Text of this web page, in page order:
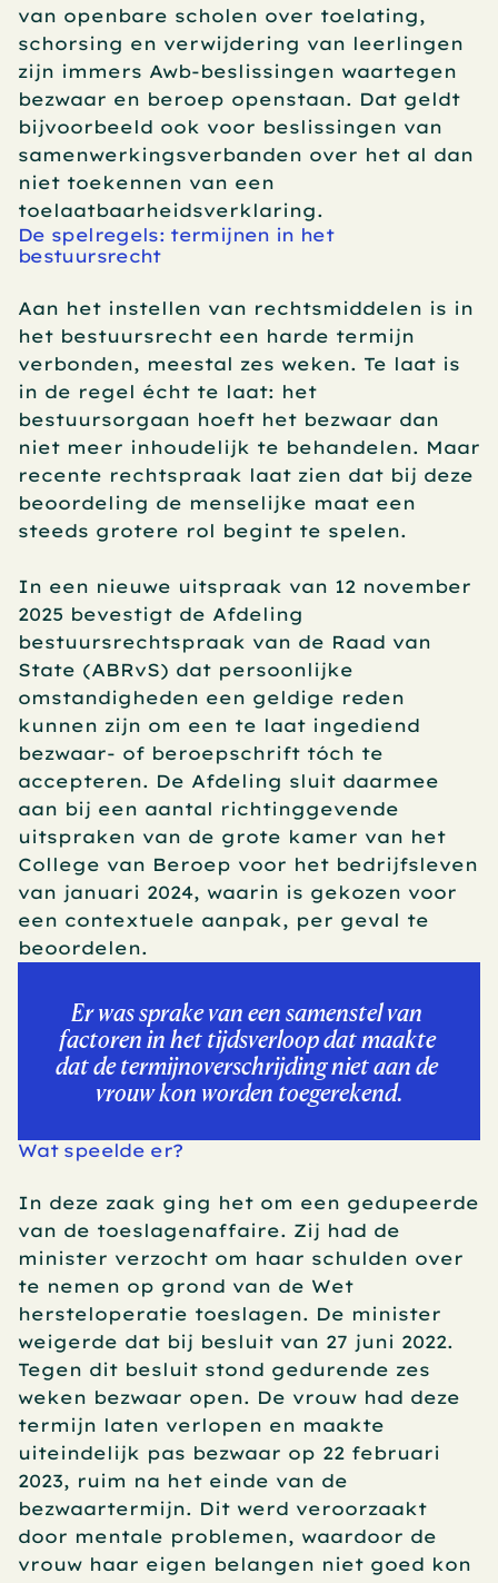
van openbare scholen over toelating,
schorsing en verwijdering van leerlingen
zijn immers Awb-beslissingen waartegen
bezwaar en beroep openstaan. Dat geldt
bijvoorbeeld ook voor beslissingen van
samenwerkingsverbanden over het al dan
niet toekennen van een
toelaatbaarheidsverklaring.
De spelregels: termijnen in het
bestuursrecht
Aan het instellen van rechtsmiddelen is in
het bestuursrecht een harde termijn
verbonden, meestal zes weken. Te laat is
in de regel écht te laat: het
bestuursorgaan hoeft het bezwaar dan
niet meer inhoudelijk te behandelen. Maar
recente rechtspraak laat zien dat bij deze
beoordeling de menselijke maat een
steeds grotere rol begint te spelen.
In een nieuwe uitspraak van 12 november
2025 bevestigt de Afdeling
bestuursrechtspraak van de Raad van
State (ABRvS) dat persoonlijke
omstandigheden een geldige reden
kunnen zijn om een te laat ingediend
bezwaar- of beroepschrift tóch te
accepteren. De Afdeling sluit daarmee
aan bij een aantal richtinggevende
uitspraken van de grote kamer van het
College van Beroep voor het bedrijfsleven
van januari 2024, waarin is gekozen voor
een contextuele aanpak, per geval te
beoordelen.
Er was sprake van een samenstel van
factoren in het tijdsverloop dat maakte
dat de termijnoverschrijding niet aan de
vrouw kon worden toegerekend.
Wat speelde er?
In deze zaak ging het om een gedupeerde
van de toeslagenaffaire. Zij had de
minister verzocht om haar schulden over
te nemen op grond van de Wet
hersteloperatie toeslagen. De minister
weigerde dat bij besluit van 27 juni 2022.
Tegen dit besluit stond gedurende zes
weken bezwaar open. De vrouw had deze
termijn laten verlopen en maakte
uiteindelijk pas bezwaar op 22 februari
2023, ruim na het einde van de
bezwaartermijn. Dit werd veroorzaakt
door mentale problemen, waardoor de
vrouw haar eigen belangen niet goed kon